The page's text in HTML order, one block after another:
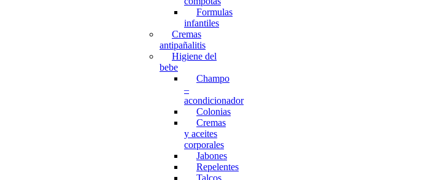
Formulas
infantiles
Cremas
antipañalitis
Higiene del
bebe
Champo
–
acondicionador
Colonias
Cremas
y aceites
corporales
Jabones
Repelentes
Talcos